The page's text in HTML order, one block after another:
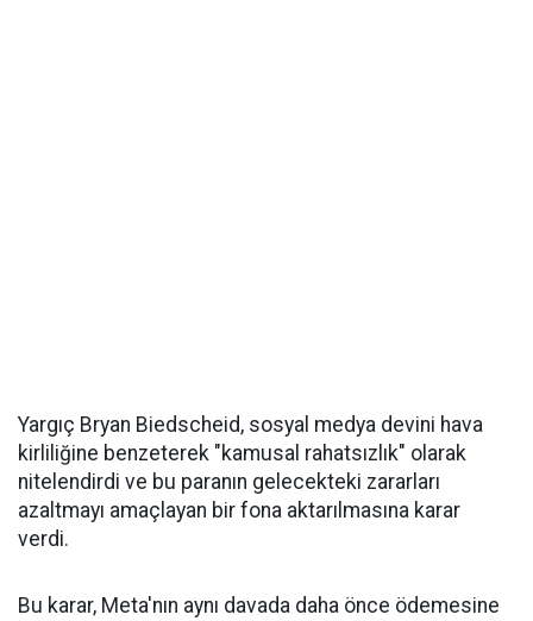
Yargıç Bryan Biedscheid, sosyal medya devini hava
kirliliğine benzeterek "kamusal rahatsızlık" olarak
nitelendirdi ve bu paranın gelecekteki zararları
azaltmayı amaçlayan bir fona aktarılmasına karar
verdi.
Bu karar, Meta'nın aynı davada daha önce ödemesine